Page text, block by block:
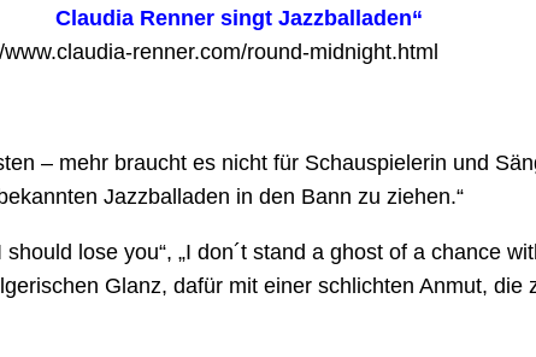
Claudia
www.claudia-renner.com/round-midnight.html
– mehr braucht es nicht für Schauspielerin und
Jazzballaden in den Bann zu ziehen.“
should lose you“, „I don´t stand a ghost of a
Glanz, dafür mit einer schlichten Anmut, die